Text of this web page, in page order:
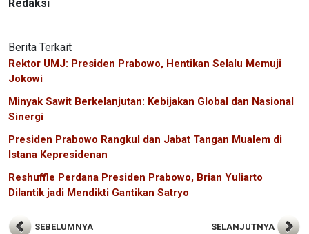
Redaksi
Berita Terkait
Rektor UMJ: Presiden Prabowo, Hentikan Selalu Memuji
Jokowi
Minyak Sawit Berkelanjutan: Kebijakan Global dan Nasional
Sinergi
Presiden Prabowo Rangkul dan Jabat Tangan Mualem di
Istana Kepresidenan
Reshuffle Perdana Presiden Prabowo, Brian Yuliarto
Dilantik jadi Mendikti Gantikan Satryo
SEBELUMNYA SELANJUTNYA